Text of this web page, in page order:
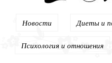
Новости Диеты и
Психология и отношения